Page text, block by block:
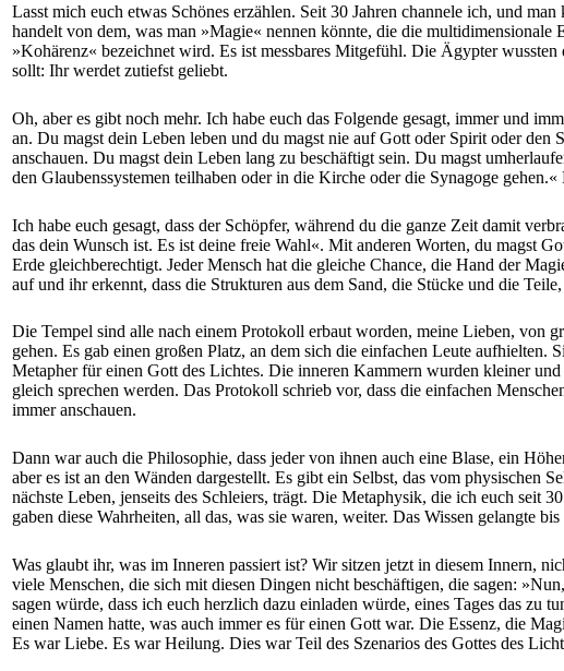
Lasst mich euch etwas Schönes erzählen. Seit 30 Jahren channele ich, und
handelt von dem, was man »Magie« nennen könnte, die die multidimensionale
»Kohärenz« bezeichnet wird. Es ist messbares Mitgefühl. Die Ägypter
sollt: Ihr werdet zutiefst geliebt.
Oh, aber es gibt noch mehr. Ich habe euch das Folgende gesagt, immer und
an. Du magst dein Leben leben und du magst nie auf Gott oder Spirit oder den
anschauen. Du magst dein Leben lang zu beschäftigt sein. Du magst
den Glaubenssystemen teilhaben oder in die Kirche oder die Synagoge
Ich habe euch gesagt, dass der Schöpfer, während du die ganze Zeit damit
das dein Wunsch ist. Es ist deine freie Wahl«. Mit anderen Worten, du magst
Erde gleichberechtigt. Jeder Mensch hat die gleiche Chance, die Hand der
auf und ihr erkennt, dass die Strukturen aus dem Sand, die Stücke und die
Die Tempel sind alle nach einem Protokoll erbaut worden, meine Lieben, von
gehen. Es gab einen großen Platz, an dem sich die einfachen Leute
Metapher für einen Gott des Lichtes. Die inneren Kammern wurden kleiner
gleich sprechen werden. Das Protokoll schrieb vor, dass die einfachen
immer anschauen.
Dann war auch die Philosophie, dass jeder von ihnen auch eine Blase, ein
aber es ist an den Wänden dargestellt. Es gibt ein Selbst, das vom physischen
nächste Leben, jenseits des Schleiers, trägt. Die Metaphysik, die ich euch seit
gaben diese Wahrheiten, all das, was sie waren, weiter. Das Wissen gelangte
Was glaubt ihr, was im Inneren passiert ist? Wir sitzen jetzt in diesem Innern,
viele Menschen, die sich mit diesen Dingen nicht beschäftigen, die sagen:
sagen würde, dass ich euch herzlich dazu einladen würde, eines Tages das zu
einen Namen hatte, was auch immer es für einen Gott war. Die Essenz, die
Es war Liebe. Es war Heilung. Dies war Teil des Szenarios des Gottes des